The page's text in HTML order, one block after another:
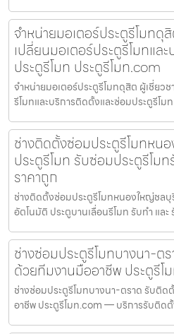
จำหน่ายมอเตอร์ประตูรีโมทดุ
เปลี่ยนมอเตอร์ประตูรีโมทแล
ประตูรีโมท ประตูรีโมท.com
จำหน่ายมอเตอร์ประตูรีโมทดุสิต ผู้เชี่ยว
รีโมทและบริการติดตั้งและซ่อมประตูรีโม
ช่างติดตั้งซ่อมประตูรีโมทหน
ประตูรีโมท รับซ่อมประตูรีโม
ราคาถูก
ช่างติดตั้งซ่อมประตูรีโมทหนองใหญ่ชลบุ
อัตโนมัติ ประตูบานเลื่อนรีโมท รับทำ และ
ช่างซ่อมประตูรีโมทบางนา-ต
ด้วยทีมงานมืออาชีพ ประตูรีโ
ช่างซ่อมประตูรีโมทบางนา-ตราด รับติ
อาชีพ ประตูรีโมท.com — บริการรับติด